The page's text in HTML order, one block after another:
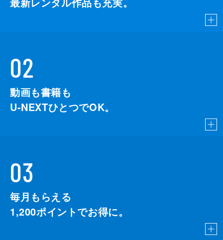
02
動画も書籍も
U-NEXTひとつでOK。
03
毎月もらえる
1,200ポイントでお得に。